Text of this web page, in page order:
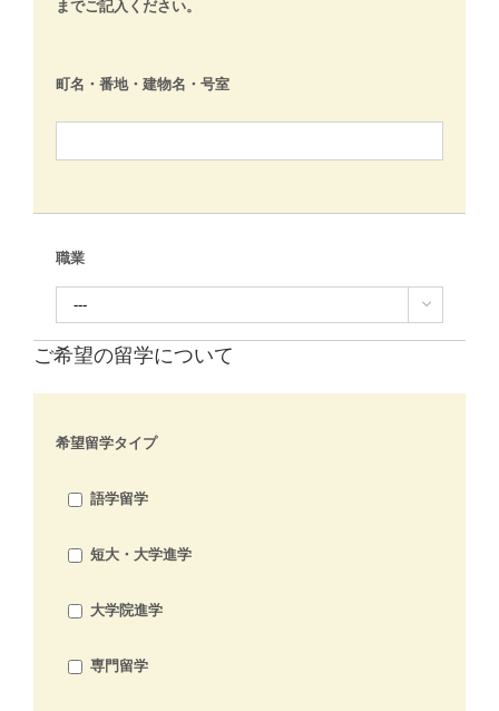
までご記入ください。
町名・番地・建物名・号室
職業

ご希望の留学について
希望留学タイプ
語学留学
短大・大学進学
大学院進学
専門留学